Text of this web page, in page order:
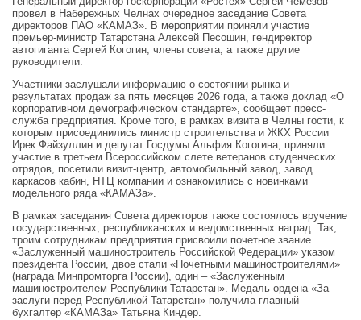
провел в Набережных Челнах очередное заседание Совета
директоров ПАО «КАМАЗ». В мероприятии приняли участие
премьер-министр Татарстана Алексей Песошин, гендиректор
автогиганта Сергей Когогин, члены совета, а также другие
руководители.
Участники заслушали информацию о состоянии рынка и
результатах продаж за пять месяцев 2026 года, а также доклад «О
корпоративном демографическом стандарте», сообщает пресс-
служба предприятия. Кроме того, в рамках визита в Челны гости, к
которым присоединились министр строительства и ЖКХ России
Ирек Файзуллин и депутат Госдумы Альфия Когогина, приняли
участие в третьем Всероссийском слете ветеранов студенческих
отрядов, посетили визит-центр, автомобильный завод, завод
каркасов кабин, НТЦ компании и ознакомились с новинками
модельного ряда «КАМАЗа».
В рамках заседания Совета директоров также состоялось вручение
государственных, республиканских и ведомственных наград. Так,
троим сотрудникам предприятия присвоили почетное звание
«Заслуженный машиностроитель Российской Федерации» указом
президента России, двое стали «Почетными машиностроителями»
(награда Минпромторга России), один – «Заслуженным
машиностроителем Республики Татарстан». Медаль ордена «За
заслуги перед Республикой Татарстан» получила главный
бухгалтер «КАМАЗа» Татьяна Киндер.